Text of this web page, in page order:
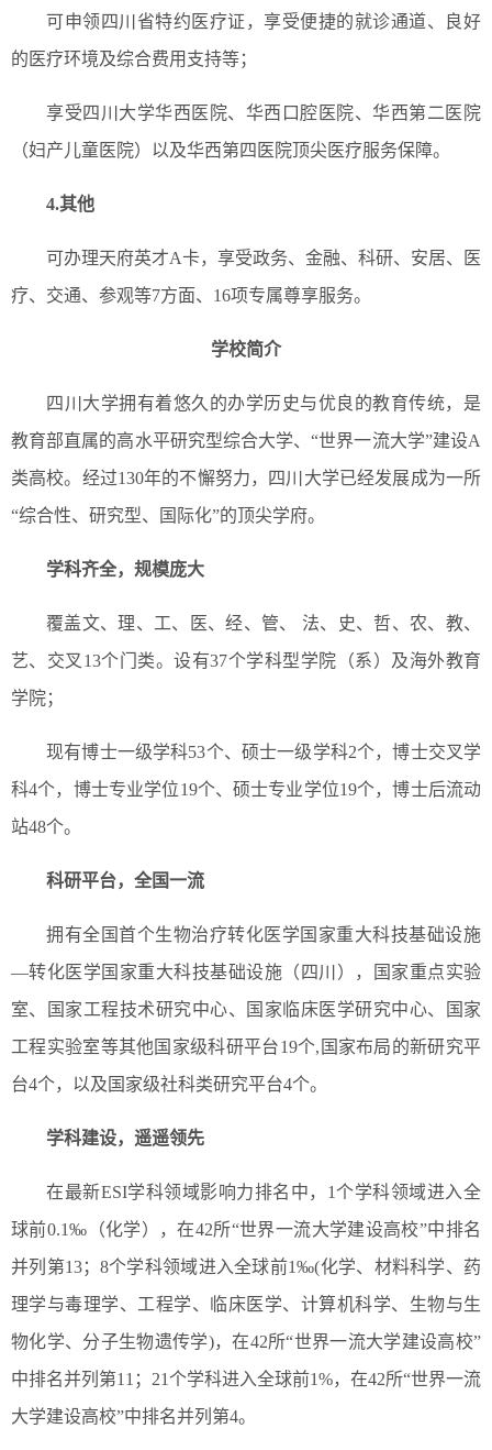
可申领四川省特约医疗证，享受便捷的就诊通道、良好
的医疗环境及综合费用支持等；
享受四川大学华西医院、华西口腔医院、华西第二医院
（妇产儿童医院）以及华西第四医院顶尖医疗服务保障。
4.其他
可办理天府英才A卡，享受政务、金融、科研、安居、医
疗、交通、参观等7方面、16项专属尊享服务。
学校简介
四川大学拥有着悠久的办学历史与优良的教育传统，是
教育部直属的高水平研究型综合大学、“世界一流大学”建设A
类高校。经过130年的不懈努力，四川大学已经发展成为一所
“综合性、研究型、国际化”的顶尖学府。
学科齐全，规模庞大
覆盖文、理、工、医、经、管、 法、史、哲、农、教、
艺、交叉13个门类。设有37个学科型学院（系）及海外教育
学院；
现有博士一级学科53个、硕士一级学科2个，博士交叉学
科4个，博士专业学位19个、硕士专业学位19个，博士后流动
站48个。
科研平台，全国一流
拥有全国首个生物治疗转化医学国家重大科技基础设施
—转化医学国家重大科技基础设施（四川），国家重点实验
室、国家工程技术研究中心、国家临床医学研究中心、国家
工程实验室等其他国家级科研平台19个,国家布局的新研究平
台4个，以及国家级社科类研究平台4个。
学科建设，遥遥领先
在最新ESI学科领域影响力排名中，1个学科领域进入全
球前0.1‰（化学），在42所“世界一流大学建设高校”中排名
并列第13；8个学科领域进入全球前1‰(化学、材料科学、药
理学与毒理学、工程学、临床医学、计算机科学、生物与生
物化学、分子生物遗传学)，在42所“世界一流大学建设高校”
中排名并列第11；21个学科进入全球前1%，在42所“世界一流
大学建设高校”中排名并列第4。